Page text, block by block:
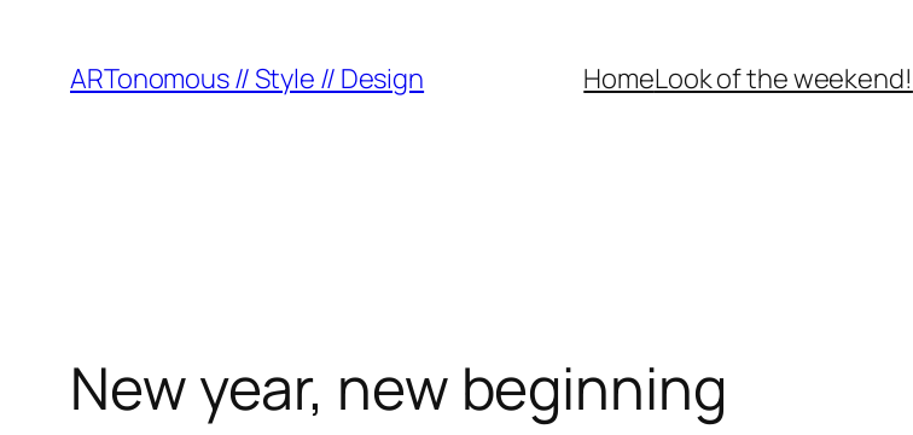
ARTonomous // Style // Design HomeLook of the weekend!
New year, new beginning